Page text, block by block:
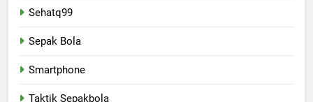
Sehatq99
Sepak Bola
Smartphone
Taktik Sepakbola